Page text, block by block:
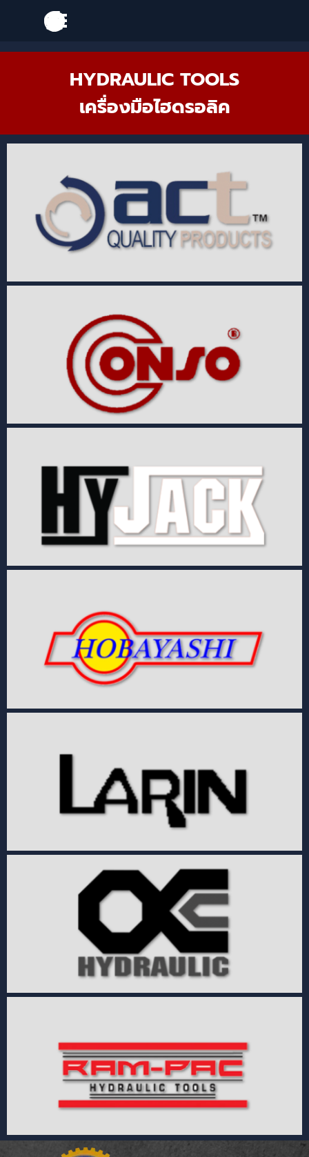
Skip menu
Skip menu
HYDRAULIC TOOLS
เครื่องมือไฮดรอลิค